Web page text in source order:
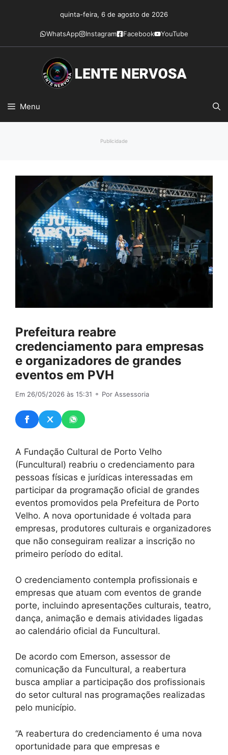
conteúdo
quinta-feira, 6 de agosto de 2026
WhatsApp Instagram Facebook YouTube
Menu
Publicidade
Prefeitura reabre
credenciamento para empresas
e organizadores de grandes
eventos em PVH
Em 26/05/2026 às 15:31 ⚬ Por Assessoria
A Fundação Cultural de Porto Velho
(Funcultural) reabriu o credenciamento para
pessoas físicas e jurídicas interessadas em
participar da programação oficial de grandes
eventos promovidos pela Prefeitura de Porto
Velho. A nova oportunidade é voltada para
empresas, produtores culturais e organizadores
que não conseguiram realizar a inscrição no
primeiro período do edital.
O credenciamento contempla profissionais e
empresas que atuam com eventos de grande
porte, incluindo apresentações culturais, teatro,
dança, animação e demais atividades ligadas
ao calendário oficial da Funcultural.
De acordo com Emerson, assessor de
comunicação da Funcultural, a reabertura
busca ampliar a participação dos profissionais
do setor cultural nas programações realizadas
pelo município.
“A reabertura do credenciamento é uma nova
oportunidade para que empresas e